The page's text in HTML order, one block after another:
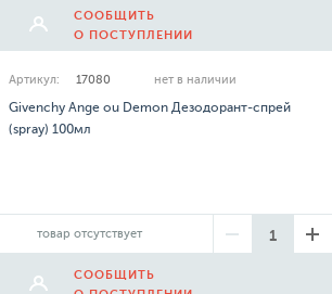
СООБЩИТЬ
О ПОСТУПЛЕНИИ
Артикул: 17080 нет в наличии
Givenchy Ange ou Demon Дезодорант-спрей
(spray) 100мл
товар отсутствует
СООБЩИТЬ